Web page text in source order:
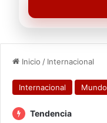
Inicio / Internacional
Internacional Mundo
Tendencia